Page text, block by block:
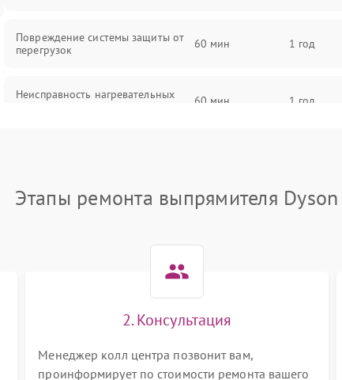
Повреждение системы защиты от
перегрузок
60 мин 1 год
Неисправность нагревательных
60 мин 1 год
Неисправность регулятора
автоматического отключения
60 мин
Поломка системы защиты от
60 мин 1 год
Этапы ремонта выпрямителя Dyson
2. Консультация
Менеджер колл центра позвонит вам,
проинформирует по стоимости ремонта вашего